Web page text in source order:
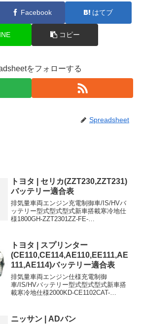
Facebook はてブ
コピー
をフォローする
Spreadsheet
トヨタ | セリカ(ZZT230,ZZT231)
バッテリー適合表
排気量車両エンジン充電制御車/IS/HVバ
ッテリー型式型式型式新車搭載寒冷地仕
様1800GH-ZZT2301ZZ-FE-
トヨタ | スプリンター
(CE110,CE114,AE110,EE111,AE
111,AE114)バッテリー適合表
排気量車両エンジン仕様充電制御
車/IS/HVバッテリー型式型式型式新車搭
載寒冷地仕様2000KD-CE1102CAT-
95D...
ニッサン | ADバン